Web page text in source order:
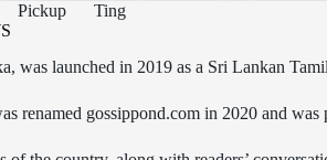
Pickup
Ting
was launched in 2019 as a Sri Lankan
renamed gossippond.com in 2020 and was